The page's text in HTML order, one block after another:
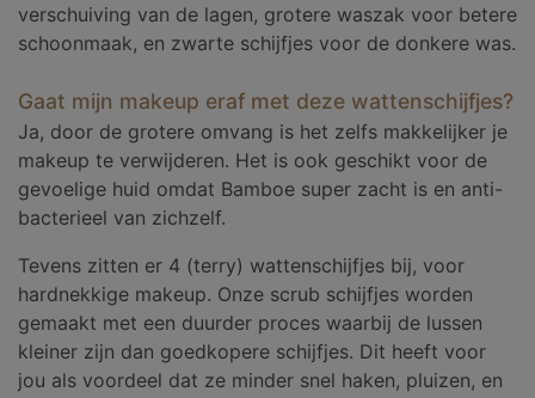
verschuiving van de lagen, grotere waszak voor betere
schoonmaak, en zwarte schijfjes voor de donkere was.
Gaat mijn makeup eraf met deze wattenschijfjes?
Ja, door de grotere omvang is het zelfs makkelijker je
makeup te verwijderen. Het is ook geschikt voor de
gevoelige huid omdat Bamboe super zacht is en anti-
bacterieel van zichzelf.
Tevens zitten er 4 (terry) wattenschijfjes bij, voor
hardnekkige makeup. Onze scrub schijfjes worden
gemaakt met een duurder proces waarbij de lussen
kleiner zijn dan goedkopere schijfjes. Dit heeft voor
jou als voordeel dat ze minder snel haken, pluizen, en